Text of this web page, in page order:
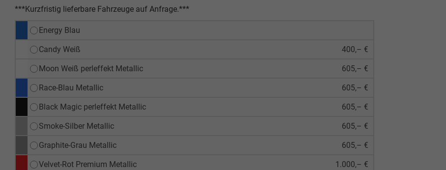
***Kurzfristig lieferbare Fahrzeuge auf Anfrage.***
Energy Blau
Candy Weiß 400,– €
Moon Weiß perleffekt Metallic 605,– €
Race-Blau Metallic 605,– €
Black Magic perleffekt Metallic 605,– €
Smoke-Silber Metallic 605,– €
Graphite-Grau Metallic 605,– €
Velvet-Rot Premium Metallic 1.000,– €